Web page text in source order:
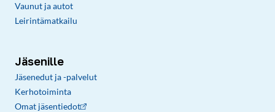
Vaunut ja autot
Leirintämatkailu
Jäsenille
Jäsenedut ja -palvelut
Kerhotoiminta
Omat jäsentiedot